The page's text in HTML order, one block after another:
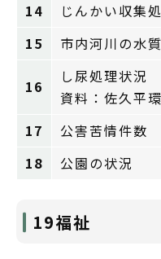
14
じんかい収
15
市内河川の
16
し尿処理状況
資料：佐久平
17
公害苦情件
18
公園の状況
19福祉